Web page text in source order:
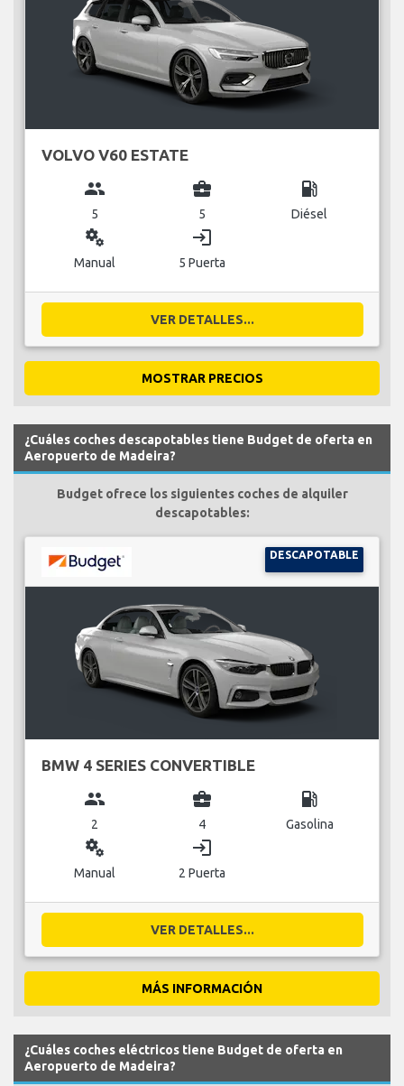
VOLVO V60 ESTATE
group
5
business_center
5
local_gas_station
Diésel
miscellaneous_services
Manual
login
5 Puerta
VER DETALLES...
MOSTRAR PRECIOS
¿Cuáles coches descapotables tiene Budget de oferta en
Aeropuerto de Madeira?
Budget ofrece los siguientes coches de alquiler
descapotables:
DESCAPOTABLE
BMW 4 SERIES CONVERTIBLE
group
2
business_center
4
local_gas_station
Gasolina
miscellaneous_services
Manual
login
2 Puerta
VER DETALLES...
MÁS INFORMACIÓN
¿Cuáles coches eléctricos tiene Budget de oferta en
Aeropuerto de Madeira?